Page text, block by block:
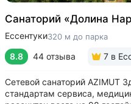
Санаторий «Долина
Ессентуки320 м до парка
8.8 44 отзыва 7 в
Сетевой санаторий AZIMUT
стандартам сервиса,